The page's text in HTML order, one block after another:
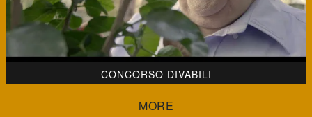
CONCORSO DIVABILI